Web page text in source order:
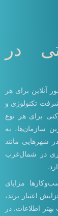
در
برای هر
تکنولوژی و
برای هر نوع
سازمان‌ها، به
شهرهایی مانند
در شمال‌غرب
مزایای
اعتبار برند،
اطلاعات. در